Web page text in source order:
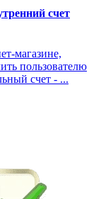
счет
магазине,
пользователю
счет - ...